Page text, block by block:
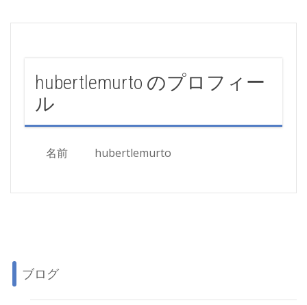
hubertlemurto のプロフィー
ル
名前 hubertlemurto
ブログ